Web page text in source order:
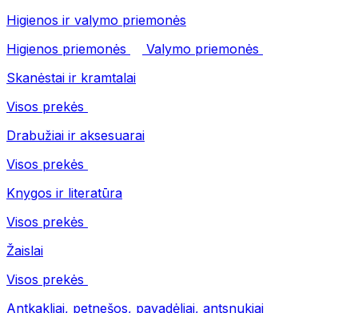
Higienos ir valymo priemonės
Higienos priemonės
Valymo priemonės
Skanėstai ir kramtalai
Visos prekės
Drabužiai ir aksesuarai
Visos prekės
Knygos ir literatūra
Visos prekės
Žaislai
Visos prekės
Antkakliai, petnešos, pavadėliai, antsnukiai